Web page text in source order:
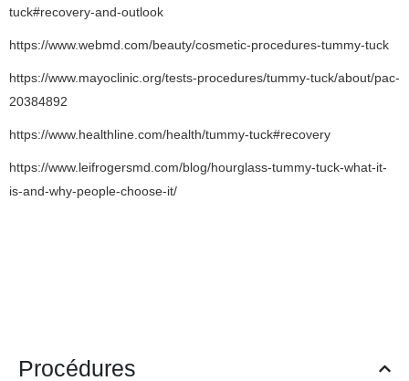
tuck#recovery-and-outlook
https://www.webmd.com/beauty/cosmetic-procedures-tummy-tuck
https://www.mayoclinic.org/tests-procedures/tummy-tuck/about/pac-
20384892
https://www.healthline.com/health/tummy-tuck#recovery
https://www.leifrogersmd.com/blog/hourglass-tummy-tuck-what-it-
is-and-why-people-choose-it/
Procédures